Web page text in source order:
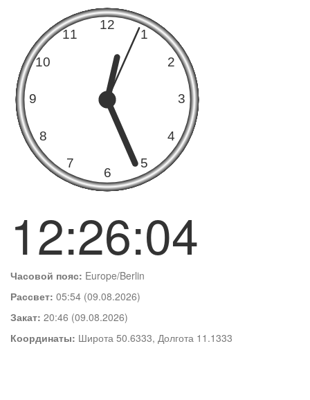
12:26:05
Часовой пояс: Europe/Berlin
Рассвет: 05:54 (09.08.2026)
Закат: 20:46 (09.08.2026)
Координаты: Широта 50.6333, Долгота 11.1333